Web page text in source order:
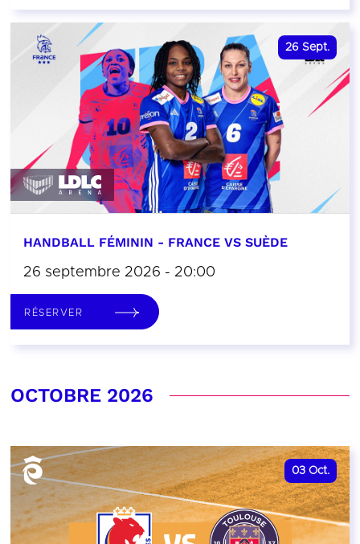
26 Sept.
HANDBALL FÉMININ - FRANCE VS SUÈDE
26 septembre 2026 - 20:00
RÉSERVER
OCTOBRE 2026
03 Oct.